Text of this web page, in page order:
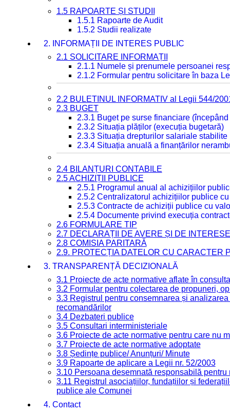
1.5 RAPOARTE ȘI STUDII
1.5.1 Rapoarte de Audit
1.5.2 Studii realizate
2. INFORMAȚII DE INTERES PUBLIC
2.1 SOLICITARE INFORMAȚII
2.1.1 Numele și prenumele persoanei
2.1.2 Formular pentru solicitare în baza
2.2 BULETINUL INFORMATIV al Legii 544/
2.3 BUGET
2.3.1 Buget pe surse financiare
2.3.2 Situația plăților (execuția bugetară)
2.3.3 Situația drepturilor salariale
2.3.4 Situația anuală a finanțărilor
2.4 BILANȚURI CONTABILE
2.5 ACHIZIȚII PUBLICE
2.5.1 Programul anual al achizițiilor
2.5.2 Centralizatorul achizițiilor publice
2.5.3 Contracte de achiziții publice cu
2.5.4 Documente privind execuția
2.6 FORMULARE TIP
2.7 DECLARAȚII DE AVERE ȘI DE INTERESE
2.8 COMISIA PARITARĂ
2.9. PROTECȚIA DATELOR CU CARACTER
3. TRANSPARENȚĂ DECIZIONALĂ
3.1 Proiecte de acte normative aflate în
3.2 Formular pentru colectarea de propuneri,
3.3 Registrul pentru consemnarea și
recomandărilor
3.4 Dezbateri publice
3.5 Consultari interministeriale
3.6 Proiecte de acte normative pentru care nu
3.7 Proiecte de acte normative adoptate
3.8 Ședințe publice/ Anunțuri/ Minute
3.9 Rapoarte de aplicare a Legii nr. 52/2003
3.10 Persoana desemnată responsabilă
3.11 Registrul asociațiilor, fundațiilor și
publice ale Comunei
4. Contact